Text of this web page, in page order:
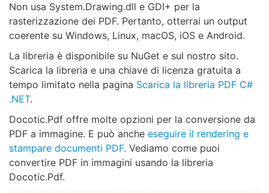
Non usa System.Drawing.dll e GDI+ per la
rasterizzazione dei PDF. Pertanto, otterrai un output
coerente su Windows, Linux, macOS, iOS e Android.
La libreria è disponibile su NuGet e sul nostro sito.
Scarica la libreria e una chiave di licenza gratuita a
tempo limitato nella pagina Scarica la libreria PDF C#
.NET.
Docotic.Pdf offre molte opzioni per la conversione da
PDF a immagine. E può anche eseguire il rendering e
stampare documenti PDF. Vediamo come puoi
convertire PDF in immagini usando la libreria
Docotic.Pdf.